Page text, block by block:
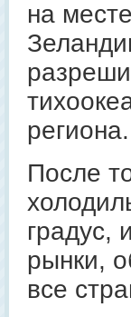
на
региона.
После
градус,
рынки,
все